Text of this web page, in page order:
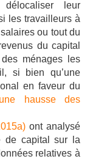
leur
les travailleurs à
ou tout du
du capital
ménages les
si bien qu’une
en faveur du
hausse des
ont analysé
de capital sur la
relatives à